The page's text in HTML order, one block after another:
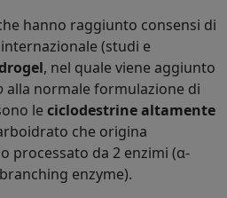
hanno raggiunto consensi di
(studi e
, nel quale viene aggiunto
alla normale formulazione di
le ciclodestrine altamente
che origina
processato da 2 enzimi (α-
enzyme).